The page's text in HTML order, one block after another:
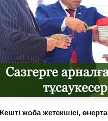
Кешті жоба жетекшісі,